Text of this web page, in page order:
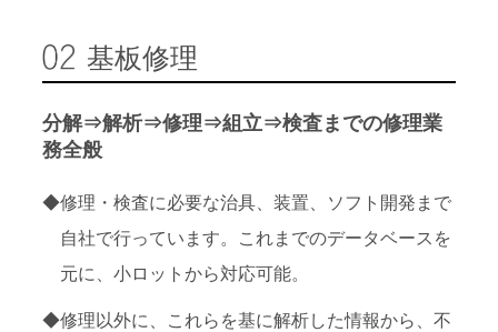
基板修理
分解⇒解析⇒修理⇒組立⇒検査までの修理業
務全般
◆修理・検査に必要な治具、装置、ソフト開発まで
自社で行っています。これまでのデータベースを
元に、小ロットから対応可能。
◆修理以外に、これらを基に解析した情報から、不